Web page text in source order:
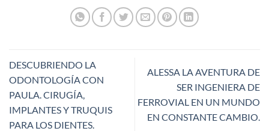
DESCUBRIENDO LA
ODONTOLOGÍA CON
PAULA. CIRUGÍA,
IMPLANTES Y TRUQUIS
PARA LOS DIENTES.
ALESSA LA AVENTURA DE
SER INGENIERA DE
FERROVIAL EN UN MUNDO
EN CONSTANTE CAMBIO.